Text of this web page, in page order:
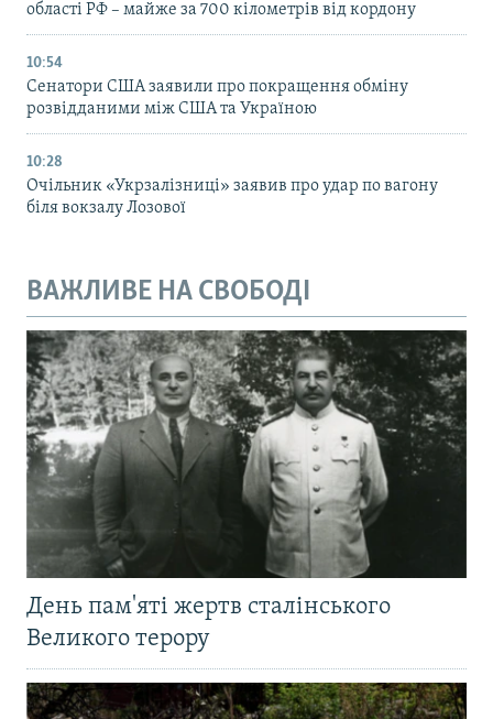
області РФ – майже за 700 кілометрів від кордону
10:54
Сенатори США заявили про покращення обміну
розвідданими між США та Україною
10:28
Очільник «Укрзалізниці» заявив про удар по вагону
біля вокзалу Лозової
ВАЖЛИВЕ НА СВОБОДІ
День пам'яті жертв сталінського
Великого терору